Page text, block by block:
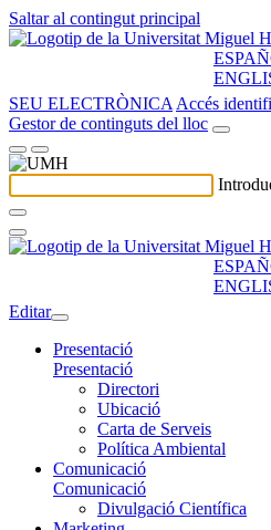
Saltar al contingut principal
SEU ELECTRÒNICA Accés
Gestor de continguts del lloc
Editar
Presentació
Presentació
Directori
Ubicació
Carta de Serveis
Política Ambiental
Comunicació
Comunicació
Divulgació Científica